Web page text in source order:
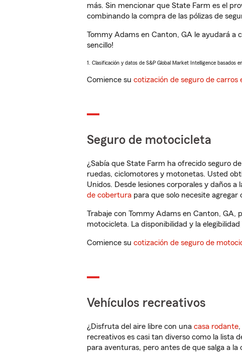
más. Sin mencionar que State Farm es el
combinando la compra de las pólizas de
Tommy Adams en Canton, GA le ayudará a
sencillo!
1. Clasificación y datos de S&P Global Market Intelligence basados
Comience su cotización de seguro de carros
Seguro de motocicleta
¿Sabía que State Farm ha ofrecido seguro
ruedas, ciclomotores y motonetas. Usted
Unidos. Desde lesiones corporales y daños
de cobertura para que solo necesite
Trabaje con Tommy Adams en Canton, GA,
motocicleta. La disponibilidad y la
Comience su cotización de seguro de
Vehículos recreativos
¿Disfruta del aire libre con una casa rodante
recreativos es casi tan diverso como la lista
para aventuras, pero antes de que salga a